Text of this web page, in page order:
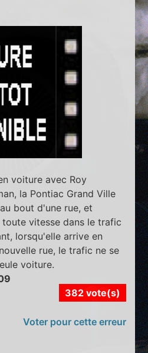
voiture avec Roy
la Pontiac Grand Ville
bout d'une rue, et
vitesse dans le trafic
lorsqu'elle arrive en
rue, le trafic ne se
voiture.
382 vote(s)
Voter pour cette erreur